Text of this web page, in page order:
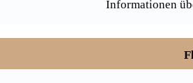
Informationen